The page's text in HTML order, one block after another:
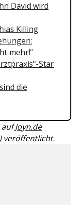
David wird
Killing
mehr!“
Star
die
aufJoyn.de
veröffentlicht.